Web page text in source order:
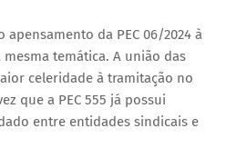
da PEC 06/2024 à
mesma temática. A união das
celeridade à tramitação no
que a PEC 555 já possui
entre entidades sindicais e